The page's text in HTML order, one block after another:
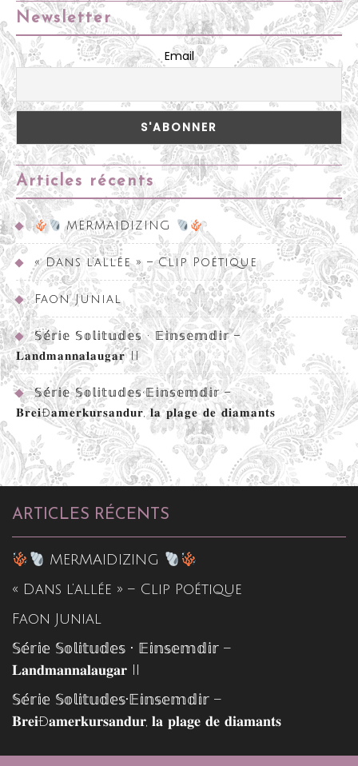
Newsletter
Email
Articles récents
MERMAIDIZING
« Dans l’allée » – Clip Poétique
Faon Junial
𝕊𝕖́𝕣𝕚𝕖 𝕊𝕠𝕝𝕚𝕥𝕦𝕕𝕖𝕤 • 𝔼𝕚𝕟𝕤𝕖𝕞𝕕𝕚𝕣 –
𝐋𝐚𝐧𝐝𝐦𝐚𝐧𝐧𝐚𝐥𝐚𝐮𝐠𝐚𝐫 II
𝕊𝕖́𝕣𝕚𝕖 𝕊𝕠𝕝𝕚𝕥𝕦𝕕𝕖𝕤•𝔼𝕚𝕟𝕤𝕖𝕞𝕕𝕚𝕣 –
𝐁𝐫𝐞𝐢ð𝐚𝐦𝐞𝐫𝐤𝐮𝐫𝐬𝐚𝐧𝐝𝐮𝐫, 𝐥𝐚 𝐩𝐥𝐚𝐠𝐞 𝐝𝐞 𝐝𝐢𝐚𝐦𝐚𝐧𝐭𝐬
ARTICLES RÉCENTS
MERMAIDIZING
« Dans l’allée » – Clip Poétique
Faon Junial
𝕊𝕖́𝕣𝕚𝕖 𝕊𝕠𝕝𝕚𝕥𝕦𝕕𝕖𝕤 • 𝔼𝕚𝕟𝕤𝕖𝕞𝕕𝕚𝕣 –
𝐋𝐚𝐧𝐝𝐦𝐚𝐧𝐧𝐚𝐥𝐚𝐮𝐠𝐚𝐫 II
𝕊𝕖́𝕣𝕚𝕖 𝕊𝕠𝕝𝕚𝕥𝕦𝕕𝕖𝕤•𝔼𝕚𝕟𝕤𝕖𝕞𝕕𝕚𝕣 –
𝐁𝐫𝐞𝐢ð𝐚𝐦𝐞𝐫𝐤𝐮𝐫𝐬𝐚𝐧𝐝𝐮𝐫, 𝐥𝐚 𝐩𝐥𝐚𝐠𝐞 𝐝𝐞 𝐝𝐢𝐚𝐦𝐚𝐧𝐭𝐬